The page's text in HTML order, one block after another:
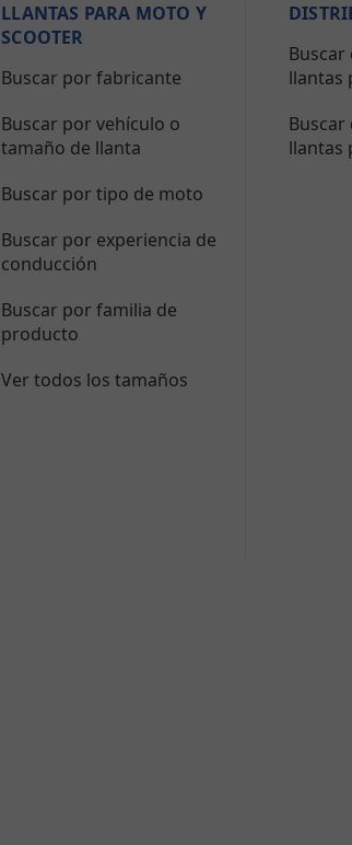
LLANTAS PARA MOTO Y
SCOOTER
Buscar por fabricante
Buscar por vehículo o
tamaño de llanta
Buscar por tipo de moto
Buscar por experiencia de
conducción
Buscar por familia de
producto
Ver todos los tamaños
Buscar
llantas
Buscar
llantas